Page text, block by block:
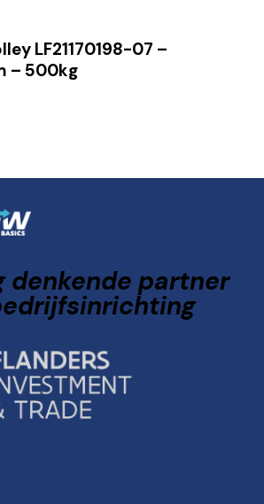
LF21170198-07 –
– 500kg
denkende partner